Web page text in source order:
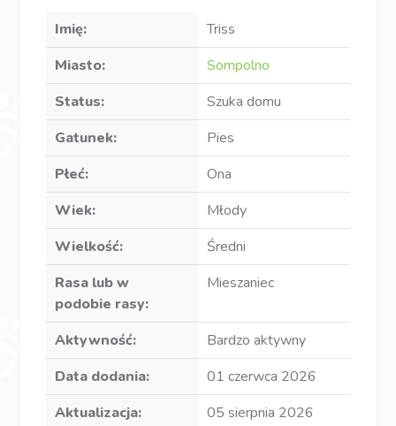
Imię:
Triss
Miasto:
Sompolno
Status:
Szuka domu
Gatunek:
Pies
Płeć:
Ona
Wiek:
Młody
Wielkość:
Średni
Rasa lub w
podobie rasy:
Mieszaniec
Aktywność:
Bardzo aktywny
Data dodania:
01 czerwca 2026
Aktualizacja:
05 sierpnia 2026